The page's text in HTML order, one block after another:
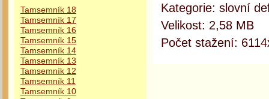
Tamsemník 18
Tamsemník 17
Tamsemník 16
Tamsemník 15
Tamsemník 14
Tamsemník 13
Tamsemník 12
Tamsemník 11
Tamsemník 10
Kategorie: slovní
Velikost: 2,58 MB
Počet stažení: